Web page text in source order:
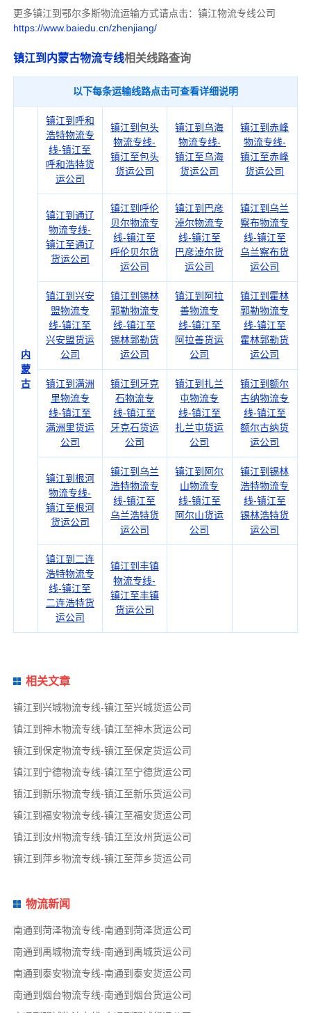
更多镇江到鄂尔多斯物流运输方式请点击：镇江物流专线公司
https://www.baiedu.cn/zhenjiang/
镇江到内蒙古物流专线相关线路查询
以下每条运输线路点击可查看详细说明
内
蒙
古
镇江到呼和
浩特物流专
线-镇江至
呼和浩特货
运公司
镇江到包头
物流专线-
镇江至包头
货运公司
镇江到乌海
物流专线-
镇江至乌海
货运公司
镇江到赤峰
物流专线-
镇江至赤峰
货运公司
镇江到通辽
物流专线-
镇江至通辽
货运公司
镇江到呼伦
贝尔物流专
线-镇江至
呼伦贝尔货
运公司
镇江到巴彦
淖尔物流专
线-镇江至
巴彦淖尔货
运公司
镇江到乌兰
察布物流专
线-镇江至
乌兰察布货
运公司
镇江到兴安
盟物流专
线-镇江至
兴安盟货运
公司
镇江到锡林
郭勒物流专
线-镇江至
锡林郭勒货
运公司
镇江到阿拉
善物流专
线-镇江至
阿拉善货运
公司
镇江到霍林
郭勒物流专
线-镇江至
霍林郭勒货
运公司
镇江到满洲
里物流专
线-镇江至
满洲里货运
公司
镇江到牙克
石物流专
线-镇江至
牙克石货运
公司
镇江到扎兰
屯物流专
线-镇江至
扎兰屯货运
公司
镇江到额尔
古纳物流专
线-镇江至
额尔古纳货
运公司
镇江到根河
物流专线-
镇江至根河
货运公司
镇江到乌兰
浩特物流专
线-镇江至
乌兰浩特货
运公司
镇江到阿尔
山物流专
线-镇江至
阿尔山货运
公司
镇江到锡林
浩特物流专
线-镇江至
锡林浩特货
运公司
镇江到二连
浩特物流专
线-镇江至
二连浩特货
运公司
镇江到丰镇
物流专线-
镇江至丰镇
货运公司
相关文章
镇江到兴城物流专线-镇江至兴城货运公司
镇江到神木物流专线-镇江至神木货运公司
镇江到保定物流专线-镇江至保定货运公司
镇江到宁德物流专线-镇江至宁德货运公司
镇江到新乐物流专线-镇江至新乐货运公司
镇江到福安物流专线-镇江至福安货运公司
镇江到汝州物流专线-镇江至汝州货运公司
镇江到萍乡物流专线-镇江至萍乡货运公司
物流新闻
南通到菏泽物流专线-南通到菏泽货运公司
南通到禹城物流专线-南通到禹城货运公司
南通到泰安物流专线-南通到泰安货运公司
南通到烟台物流专线-南通到烟台货运公司